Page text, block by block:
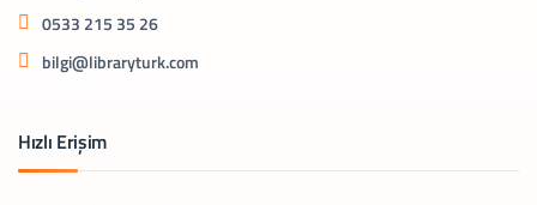
0533 215 35 26
bilgi@libraryturk.com
Hızlı Erişim